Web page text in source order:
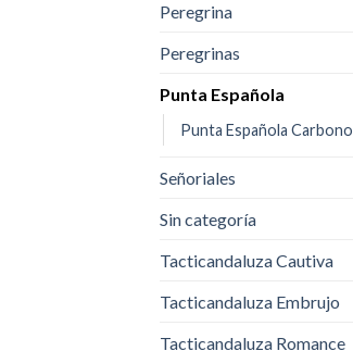
Peregrina
Peregrinas
Punta Española
Punta Española Carbono
Señoriales
Sin categoría
Tacticandaluza Cautiva
Tacticandaluza Embrujo
Tacticandaluza Romance